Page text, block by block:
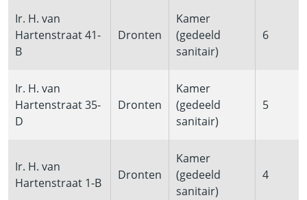
Ir. H. van
Hartenstraat 41-
B
Dronten
Kamer
(gedeeld
sanitair)
6
Ir. H. van
Hartenstraat 35-
D
Dronten
Kamer
(gedeeld
sanitair)
5
Ir. H. van
Hartenstraat 1-B
Dronten
Kamer
(gedeeld
sanitair)
4